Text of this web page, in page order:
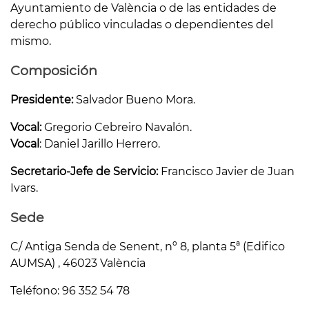
Ayuntamiento de València o de las entidades de
derecho público vinculadas o dependientes del
mismo.
Composición
Presidente:Salvador Bueno Mora.
Vocal:Gregorio Cebreiro Navalón.
Vocal : Daniel Jarillo Herrero.
Secretario-Jefe de Servicio:Francisco Javier de Juan
Ivars.
Sede
C/ Antiga Senda de Senent, nº 8, planta 5ª (Edifico
AUMSA) , 46023 València
Teléfono: 96 352 54 78